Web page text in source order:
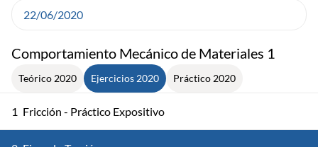
Comportamiento Mecánico de Materiales 1
Teórico 2020 Ejercicios 2020 Práctico 2020
1 Fricción - Práctico Expositivo
22/06/2020